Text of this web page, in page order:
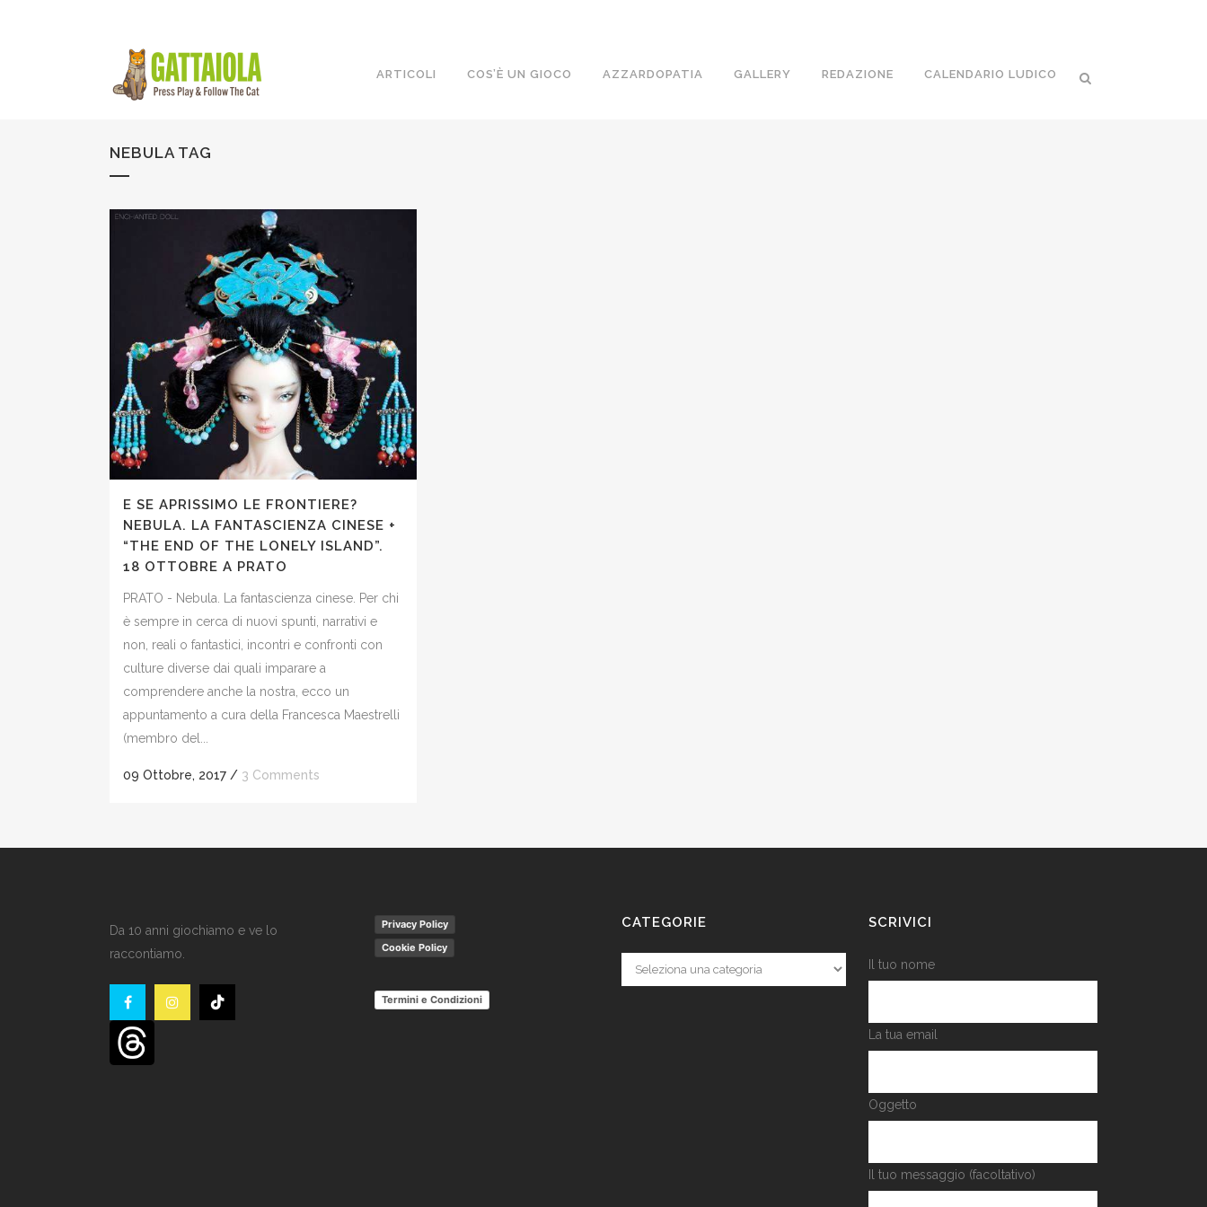
ARTICOLI COS’È UN GIOCO AZZARDOPATIA GALLERY REDAZIONE CALENDARIO LUDICO
NEBULA TAG
E SE APRISSIMO LE FRONTIERE?
NEBULA. LA FANTASCIENZA CINESE +
“THE END OF THE LONELY ISLAND”.
18 OTTOBRE A PRATO
PRATO - Nebula. La fantascienza cinese. Per chi
è sempre in cerca di nuovi spunti, narrativi e
non, reali o fantastici, incontri e confronti con
culture diverse dai quali imparare a
comprendere anche la nostra, ecco un
appuntamento a cura della Francesca Maestrelli
(membro del...
09 Ottobre, 2017 / 3 Comments
Da 10 anni giochiamo e ve lo
raccontiamo.
Privacy Policy
Cookie Policy
Termini e Condizioni
CATEGORIE
Categorie
SCRIVICI
Il tuo nome
La tua email
Oggetto
Il tuo messaggio (facoltativo)